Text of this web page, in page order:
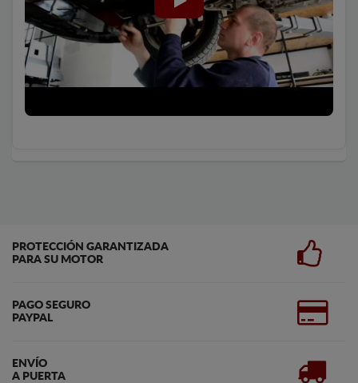
PROTECCIÓN GARANTIZADA
PARA SU MOTOR
PAGO SEGURO
PAYPAL
ENVÍO
A PUERTA